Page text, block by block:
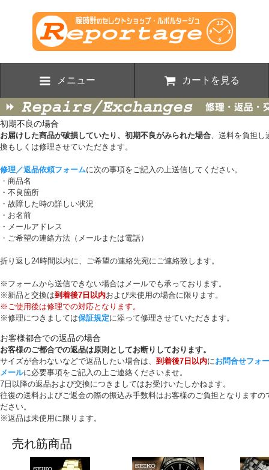
メニュー カートを見る
初期不良の場合
お届けした商品が破損していたり、初期不良がみられた場合 、送料を負担
換もしくは修理させていただきます。
修理／返品依頼フォームに次の事項をご記入の上送信してください。
・商品名
・不良箇所
・故障した時の詳しい状況
・お名前
・メールアドレス
・ご希望の連絡方法（メールまたは電話）
折り返し24時間以内に、ご希望の連絡先宛にご連絡致します。
※フォームから送信できない場合はメールでも承っております。
※新品と交換は到着後7日以内および未使用の場合に限ります。
※ご使用後は修理での対応となります。
※修理につきましては保証規定に添って修理させていただきます。
お客様都合での返品の場合
お客様のご都合での返品は原則としてお断りしております。
サイズが合わないなどで返品したい場合は、 到着後7日以内に お問合せフォ
メールに必要事項をご記入の上ご連絡くださいませ。
7日以降の返品および交換につきましてはお受けいたしかねます。
往復の送料およびご返金の際の振込み手数料はお客様のご負担となりますの
ださい。
※返品は未使用に限ります。
売れ筋商品